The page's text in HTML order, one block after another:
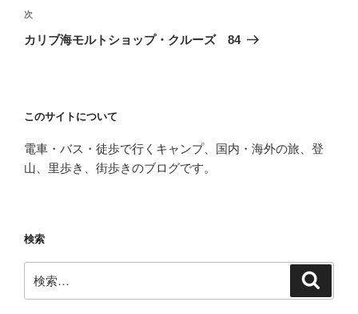
ビ
ゲ
ン
稿
次
の
次
カリブ海モルトショップ・クルーズ 84
このサイトについて
電車・バス・徒歩で行くキャンプ、国内・海外の旅、登
山、里歩き、街歩きのブログです。
検索
索: